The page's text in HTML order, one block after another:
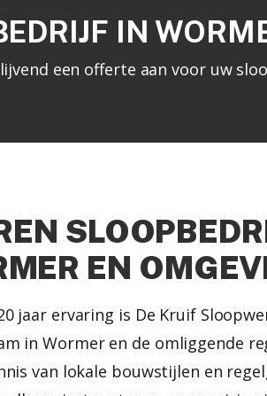
IN
een offerte aan voor uw
EN
jaar ervaring is De Kruif
in Wormer en de omliggende
van lokale bouwstijlen en